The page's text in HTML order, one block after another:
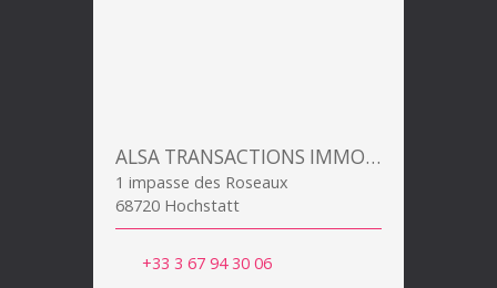
ALSA TRANSACTIONS IMMOBILIERES
1 impasse des Roseaux
68720 Hochstatt
+33 3 67 94 30 06